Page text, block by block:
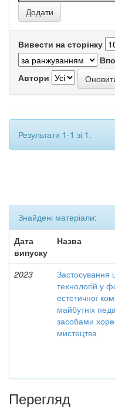
Вивести на сторінку
Автори
Результати 1-1 зі 1.
Знайдені матеріали:
Дата
випуску
Назва
2023
Застосування
технологій у
естетичної
майбутніх
засобами
мистецтва
Перегляд